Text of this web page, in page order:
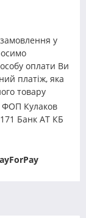
у
оплати Ви
платіж, яка
товару
ФОП Кулаков
Банк АТ КБ